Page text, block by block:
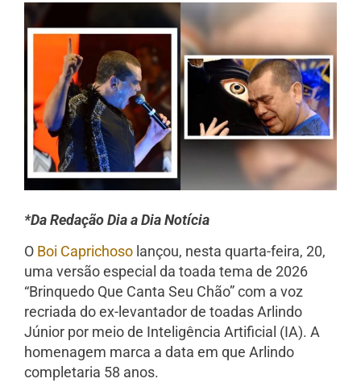
*Da Redação Dia a Dia Notícia
O Boi Caprichoso lançou, nesta quarta-feira, 20,
uma versão especial da toada tema de 2026
“Brinquedo Que Canta Seu Chão” com a voz
recriada do ex-levantador de toadas Arlindo
Júnior por meio de Inteligência Artificial (IA). A
homenagem marca a data em que Arlindo
completaria 58 anos.